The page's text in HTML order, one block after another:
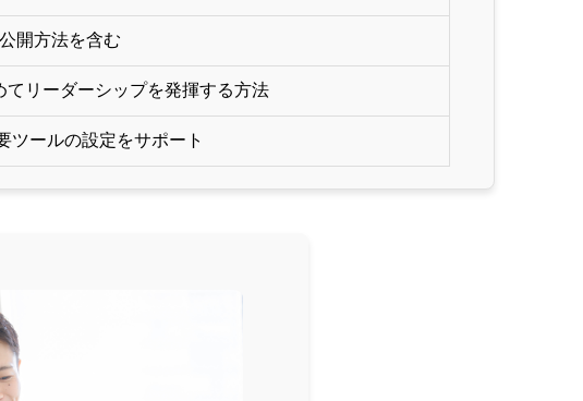
開方法を含む
てリーダーシップを発揮する方法
ツールの設定をサポート